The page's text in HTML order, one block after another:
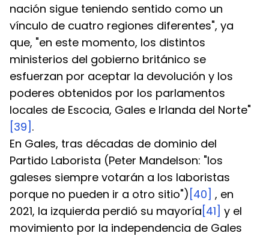
nación sigue teniendo sentido como un
vínculo de cuatro regiones diferentes", ya
que, "en este momento, los distintos
ministerios del gobierno británico se
esfuerzan por aceptar la devolución y los
poderes obtenidos por los parlamentos
locales de Escocia, Gales e Irlanda del Norte"
[39] .
En Gales, tras décadas de dominio del
Partido Laborista (Peter Mandelson: "los
galeses siempre votarán a los laboristas
porque no pueden ir a otro sitio") [40] , en
2021, la izquierda perdió su mayoría [41] y el
movimiento por la independencia de Gales